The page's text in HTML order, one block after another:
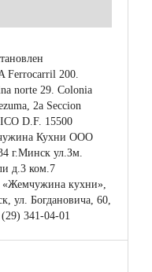
Ferrocarril 200.
norte 29. Colonia
2a Seccion
D.F. 15500
Кухни ООО
г.Минск ул.Зм.
д.3 ком.7
кухни»,
ул. Богдановича, 60,
341-04-01